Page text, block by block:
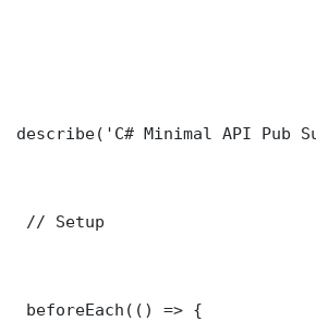
describe('C# Minimal API
// Setup
beforeEach(() => {